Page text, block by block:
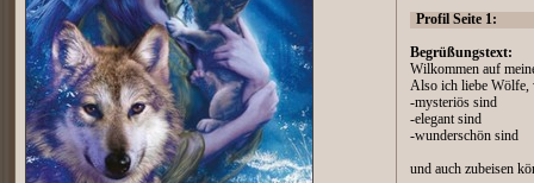
Profil Seite 1:
Begrüßungstext:
Wilkommen auf
Also ich liebe Wölfe,
-mysteriös sind
-elegant sind
-wunderschön sind
und auch zubeisen